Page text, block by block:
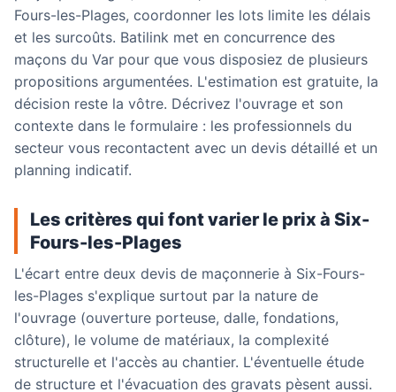
Fours-les-Plages, coordonner les lots limite les délais
et les surcoûts. Batilink met en concurrence des
maçons du Var pour que vous disposiez de plusieurs
propositions argumentées. L'estimation est gratuite, la
décision reste la vôtre. Décrivez l'ouvrage et son
contexte dans le formulaire : les professionnels du
secteur vous recontactent avec un devis détaillé et un
planning indicatif.
Les critères qui font varier le prix à Six-
Fours-les-Plages
L'écart entre deux devis de maçonnerie à Six-Fours-
les-Plages s'explique surtout par la nature de
l'ouvrage (ouverture porteuse, dalle, fondations,
clôture), le volume de matériaux, la complexité
structurelle et l'accès au chantier. L'éventuelle étude
de structure et l'évacuation des gravats pèsent aussi.